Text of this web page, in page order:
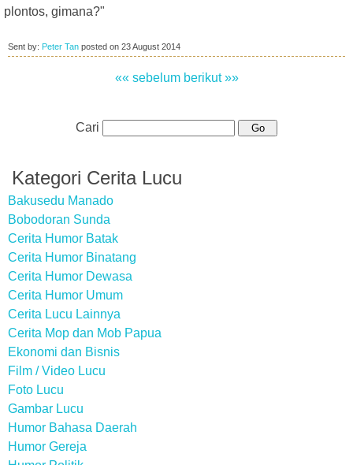
plontos, gimana?"
Sent by: Peter Tan posted on 23 August 2014
«« sebelum berikut »»
Cari
Kategori Cerita Lucu
Bakusedu Manado
Bobodoran Sunda
Cerita Humor Batak
Cerita Humor Binatang
Cerita Humor Dewasa
Cerita Humor Umum
Cerita Lucu Lainnya
Cerita Mop dan Mob Papua
Ekonomi dan Bisnis
Film / Video Lucu
Foto Lucu
Gambar Lucu
Humor Bahasa Daerah
Humor Gereja